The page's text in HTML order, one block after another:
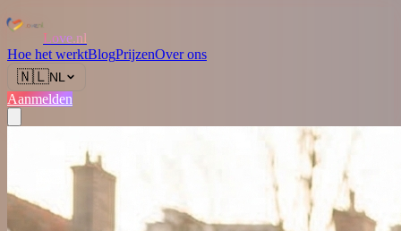
Love.nl
Hoe het werktBlogPrijzenOver ons
🇳🇱NL
Aanmelden